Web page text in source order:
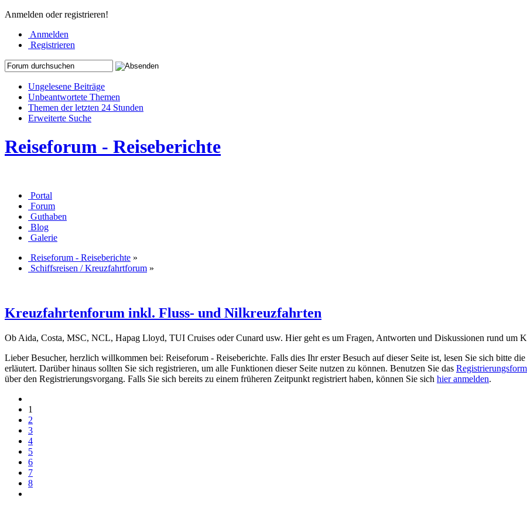
Anmelden oder registrieren!
Anmelden
Registrieren
Ungelesene Beiträge
Unbeantwortete Themen
Themen der letzten 24 Stunden
Erweiterte Suche
Reiseforum - Reiseberichte
Portal
Forum
Guthaben
Blog
Galerie
Reiseforum - Reiseberichte »
Schiffsreisen / Kreuzfahrtforum »
Kreuzfahrtenforum inkl. Fluss- und Nilkreuzfahrten
Ob Aida, Costa, MSC, NCL, Hapag Lloyd, TUI Cruises oder Cunard usw. Hier geht es um Fragen, Antworten und Diskussionen rund um
Lieber Besucher, herzlich willkommen bei: Reiseforum - Reiseberichte. Falls dies Ihr erster Besuch auf dieser Seite ist, lesen Sie sich bitte die
erläutert. Darüber hinaus sollten Sie sich registrieren, um alle Funktionen dieser Seite nutzen zu können. Benutzen Sie das
über den Registrierungsvorgang. Falls Sie sich bereits zu einem früheren Zeitpunkt registriert haben, können Sie sich hier anmelden.
1
2
3
4
5
6
7
8